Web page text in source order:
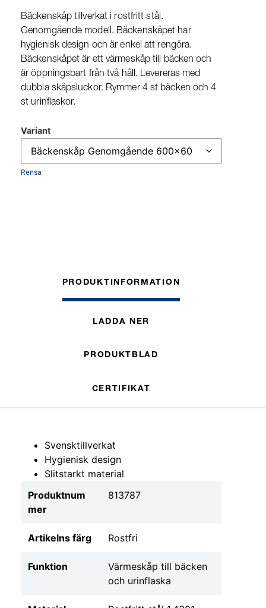
Bäckenskåp tillverkat i rostfritt stål.
Genomgående modell. Bäckenskåpet har
hygienisk design och är enkel att rengöra.
Bäckenskåpet är ett värmeskåp till bäcken och
är öppningsbart från två håll. Levereras med
dubbla skåpsluckor. Rymmer 4 st bäcken och 4
st urinflaskor.
Variant
Rensa
PRODUKTINFORMATION
LADDA NER
PRODUKTBLAD
CERTIFIKAT
Svensktillverkat
Hygienisk design
Slitstarkt material
Produktnum
mer
813787
Artikelns färg Rostfri
Funktion
Värmeskåp till bäcken
och urinflaska